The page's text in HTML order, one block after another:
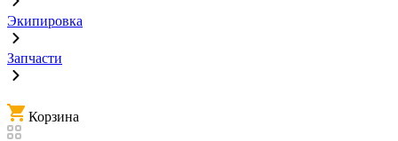
Экипировка
Запчасти
Корзина